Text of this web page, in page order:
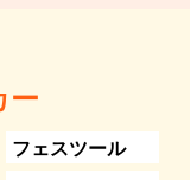
ー
フェスツール